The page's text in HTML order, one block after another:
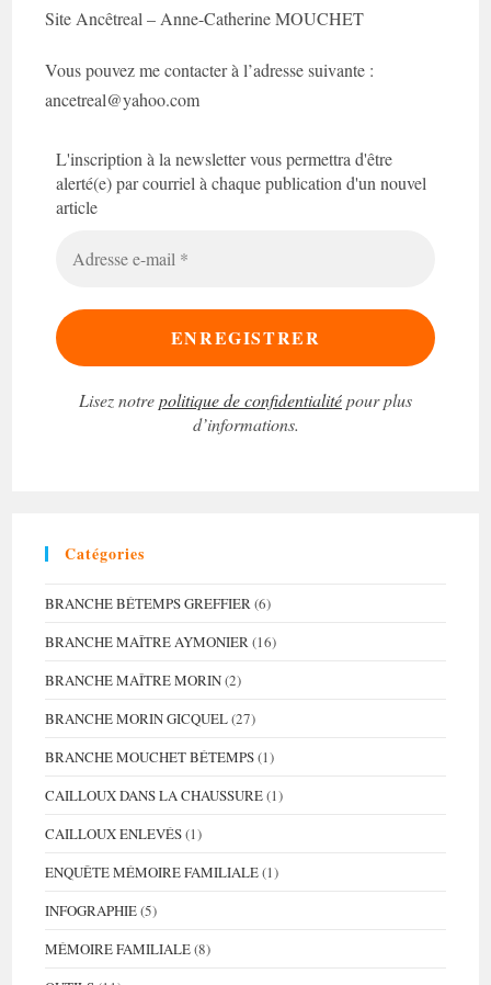
Site Ancêtreal – Anne-Catherine MOUCHET
Vous pouvez me contacter à l’adresse suivante :
ancetreal@yahoo.com
L'inscription à la newsletter vous permettra d'être
alerté(e) par courriel à chaque publication d'un nouvel
article
Lisez notrepolitique de confidentialitépour plus
d’informations.
Catégories
BRANCHE BÉTEMPS GREFFIER(6)
BRANCHE MAÎTRE AYMONIER(16)
BRANCHE MAÎTRE MORIN(2)
BRANCHE MORIN GICQUEL(27)
BRANCHE MOUCHET BÉTEMPS(1)
CAILLOUX DANS LA CHAUSSURE(1)
CAILLOUX ENLEVÉS(1)
ENQUÊTE MÉMOIRE FAMILIALE(1)
INFOGRAPHIE(5)
MÉMOIRE FAMILIALE(8)